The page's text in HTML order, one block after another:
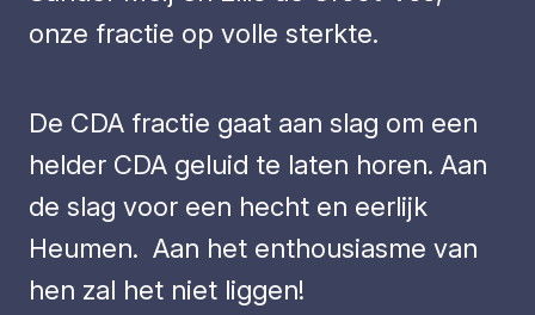
onze fractie op volle sterkte.
De CDA fractie gaat aan slag om een
helder CDA geluid te laten horen. Aan
de slag voor een hecht en eerlijk
Heumen. Aan het enthousiasme van
hen zal het niet liggen!